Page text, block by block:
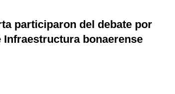
participaron del debate por
bonaerense